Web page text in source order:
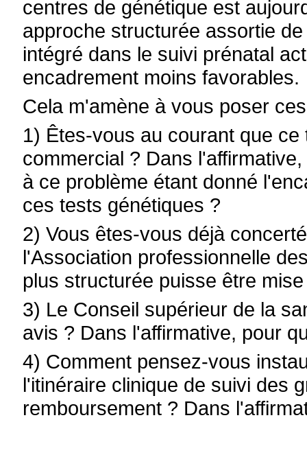
centres de génétique est
approche structurée assortie
intégré dans le suivi prénatal
encadrement moins favorables.
Cela m'amène à vous poser
1) Êtes-vous au courant que
commercial ? Dans
à ce problème étant donné
ces tests génétiques ?
2) Vous êtes-vous déjà
l'Association professionnelle
plus structurée puisse être
3) Le Conseil supérieur de la
avis ? Dans l'affirmative, pour
4) Comment pensez-vous
l'itinéraire clinique de suivi des
remboursement ? Dans